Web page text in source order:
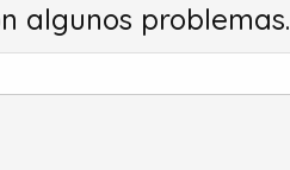
algunos problemas.